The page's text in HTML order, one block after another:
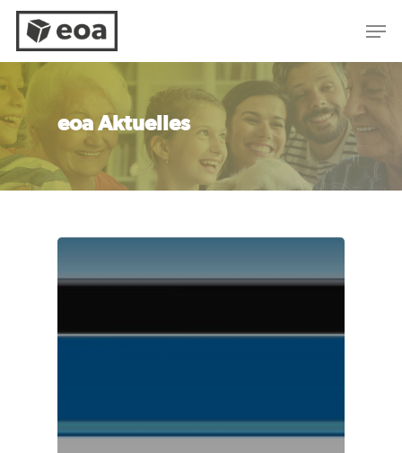
Hit enter to search or ESC to close
eoa Aktuelles